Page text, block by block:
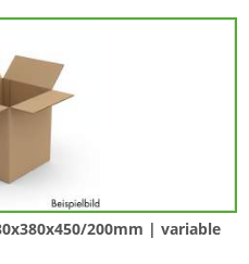
200mm | variable